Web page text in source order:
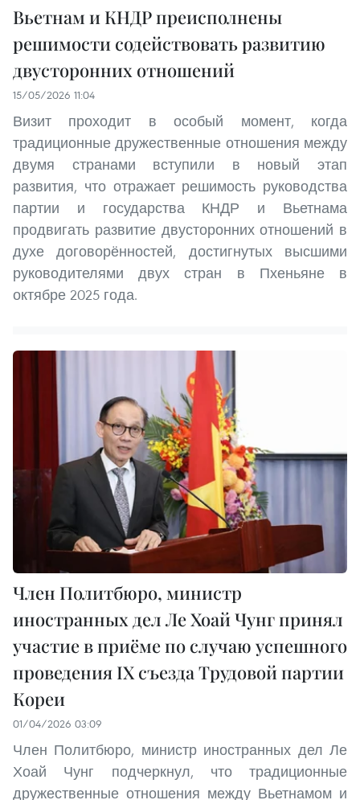
Вьетнам и КНДР преисполнены
решимости содействовать развитию
двусторонних отношений
15/05/2026 11:04
Визит проходит в особый момент, когда
традиционные дружественные отношения между
двумя странами вступили в новый этап
развития, что отражает решимость руководства
партии и государства КНДР и Вьетнама
продвигать развитие двусторонних отношений в
духе договорённостей, достигнутых высшими
руководителями двух стран в Пхеньяне в
октябре 2025 года.
Член Политбюро, министр
иностранных дел Ле Хоай Чунг принял
участие в приёме по случаю успешного
проведения IX съезда Трудовой партии
Кореи
01/04/2026 03:09
Член Политбюро, министр иностранных дел Ле
Хоай Чунг подчеркнул, что традиционные
дружественные отношения между Вьетнамом и